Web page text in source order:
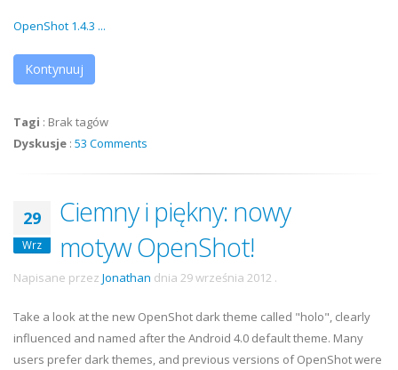
OpenShot 1.4.3 ...
Kontynuuj
Tagi : Brak tagów
Dyskusje : 53 Comments
29
Wrz
Ciemny i piękny: nowy
motyw OpenShot!
Napisane przez Jonathan dnia 29 września 2012 .
Take a look at the new OpenShot dark theme called "holo", clearly
influenced and named after the Android 4.0 default theme. Many
users prefer dark themes, and previous versions of OpenShot were